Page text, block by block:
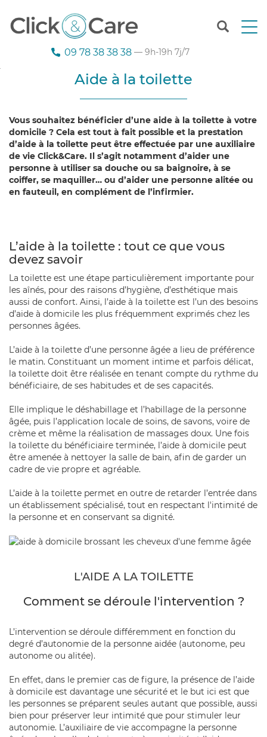
T
v
g
i
09 78 38 38 38 — 9h-19h 7j/7
Aide à la toilette
Vous souhaitez bénéficier d’une aide à la toilette à votre
domicile ? Cela est tout à fait possible et la prestation
d’aide à la toilette peut être effectuée par une auxiliaire
de vie Click&Care. Il s’agit notamment d’aider une
personne à utiliser sa douche ou sa baignoire, à se
coiffer, se maquiller… ou d’aider une personne alitée ou
en fauteuil, en complément de l’infirmier.
L’aide à la toilette : tout ce que vous
devez savoir
La toilette est une étape particulièrement importante pour
les aînés, pour des raisons d’hygiène, d’esthétique mais
aussi de confort. Ainsi, l’aide à la toilette est l’un des besoins
d’aide à domicile les plus fréquemment exprimés chez les
personnes âgées.
L’aide à la toilette d’une personne âgée a lieu de préférence
le matin. Constituant un moment intime et parfois délicat,
la toilette doit être réalisée en tenant compte du rythme du
bénéficiaire, de ses habitudes et de ses capacités.
Elle implique le déshabillage et l’habillage de la personne
âgée, puis l’application locale de soins, de savons, voire de
crème et même la réalisation de massages doux. Une fois
la toilette du bénéficiaire terminée, l’aide à domicile peut
être amenée à nettoyer la salle de bain, afin de garder un
cadre de vie propre et agréable.
L’aide à la toilette permet en outre de retarder l’entrée dans
un établissement spécialisé, tout en respectant l'intimité de
la personne et en conservant sa dignité.
L'AIDE A LA TOILETTE
Comment se déroule l'intervention ?
L’intervention se déroule différemment en fonction du
degré d’autonomie de la personne aidée (autonome, peu
autonome ou alitée).
En effet, dans le premier cas de figure, la présence de l’aide
à domicile est davantage une sécurité et le but ici est que
les personnes se préparent seules autant que possible, aussi
bien pour préserver leur intimité que pour stimuler leur
autonomie. L’auxiliaire de vie accompagne la personne